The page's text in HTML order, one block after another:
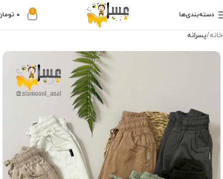
دسته‌بندی‌ها 0 ۰
خانه پسرانه